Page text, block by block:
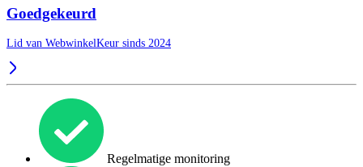
Goedgekeurd
Lid van WebwinkelKeur sinds 2024
Regelmatige monitoring